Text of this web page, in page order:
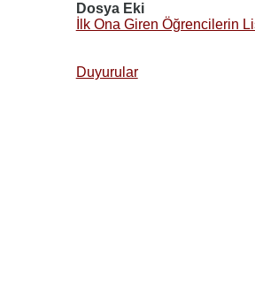
Dosya Eki
İlk Ona Giren Öğrencilerin
Duyurular